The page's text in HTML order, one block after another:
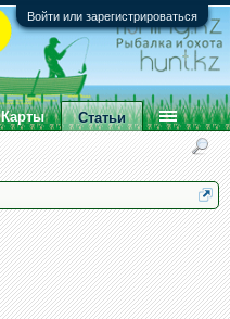
Войти или зарегистрироваться
Карты Статьи